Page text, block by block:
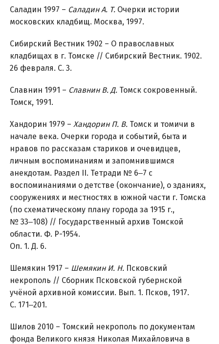
Саладин 1997 – Саладин А. Т. Очерки истории
московских кладбищ. Москва, 1997.
Сибирский Вестник 1902 – О православных
кладбищах в г. Томске // Сибирский Вестник. 1902.
26 февраля. С. 3.
Славнин 1991 – Славнин В. Д. Томск сокровенный.
Томск, 1991.
Хандорин 1979 – Хандорин П. В. Томск и томичи в
начале века. Очерки города и событий, быта и
нравов по рассказам стариков и очевидцев,
личным воспоминаниям и запомнившимся
анекдотам. Раздел II. Тетради № 6‒7 с
воспоминаниями о детстве (окончание), о зданиях,
сооружениях и местностях в южной части г. Томска
(по схематическому плану города за 1915 г.,
№ 33‒108) // Государственный архив Томской
области. Ф. Р-1954.
Оп. 1. Д. 6.
Шемякин 1917 – Шемякин И. Н. Псковский
некрополь // Сборник Псковской губернской
учёной архивной комиссии. Вып. 1. Псков, 1917.
С. 171‒201.
Шилов 2010 – Томский некрополь по документам
фонда Великого князя Николая Михайловича в